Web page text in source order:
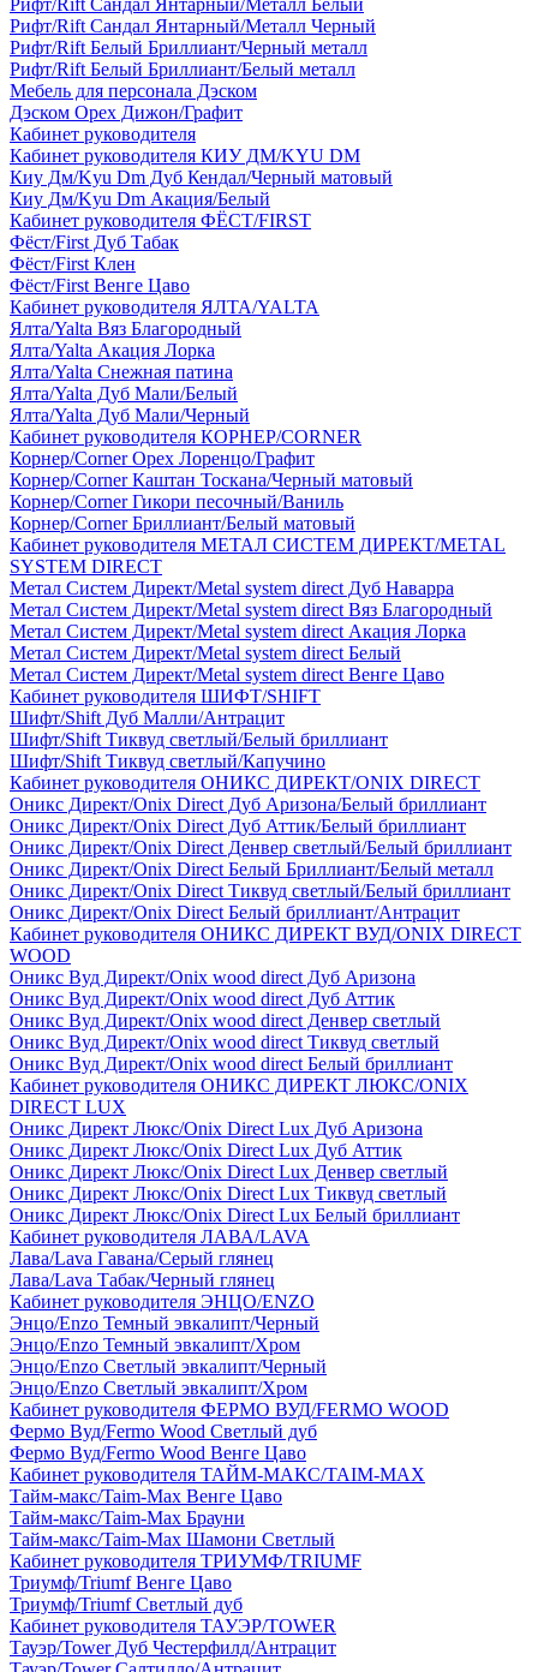
Рифт/Rift Сандал Янтарный/Металл Белый
Рифт/Rift Сандал Янтарный/Металл Черный
Рифт/Rift Белый Бриллиант/Черный металл
Рифт/Rift Белый Бриллиант/Белый металл
Мебель для персонала Дэском
Дэском Орех Дижон/Графит
Кабинет руководителя
Кабинет руководителя КИУ ДМ/KYU DM
Киу Дм/Kyu Dm Дуб Кендал/Черный матовый
Киу Дм/Kyu Dm Акация/Белый
Кабинет руководителя ФЁСТ/FIRST
Фёст/First Дуб Табак
Фёст/First Клен
Фёст/First Венге Цаво
Кабинет руководителя ЯЛТА/YALTA
Ялта/Yalta Вяз Благородный
Ялта/Yalta Акация Лорка
Ялта/Yalta Снежная патина
Ялта/Yalta Дуб Мали/Белый
Ялта/Yalta Дуб Мали/Черный
Кабинет руководителя КОРНЕР/CORNER
Корнер/Corner Орех Лоренцо/Графит
Корнер/Corner Каштан Тоскана/Черный матовый
Корнер/Corner Гикори песочный/Ваниль
Корнер/Corner Бриллиант/Белый матовый
Кабинет руководителя МЕТАЛ СИСТЕМ ДИРЕКТ/METAL
SYSTEM DIRECT
Метал Систем Директ/Metal system direct Дуб Наварра
Метал Систем Директ/Metal system direct Вяз Благородный
Метал Систем Директ/Metal system direct Акация Лорка
Метал Систем Директ/Metal system direct Белый
Метал Систем Директ/Metal system direct Венге Цаво
Кабинет руководителя ШИФТ/SHIFT
Шифт/Shift Дуб Малли/Антрацит
Шифт/Shift Тиквуд светлый/Белый бриллиант
Шифт/Shift Тиквуд светлый/Капучино
Кабинет руководителя ОНИКС ДИРЕКТ/ONIX DIRECT
Оникс Директ/Onix Direct Дуб Аризона/Белый бриллиант
Оникс Директ/Onix Direct Дуб Аттик/Белый бриллиант
Оникс Директ/Onix Direct Денвер светлый/Белый бриллиант
Оникс Директ/Onix Direct Белый Бриллиант/Белый металл
Оникс Директ/Onix Direct Тиквуд светлый/Белый бриллиант
Оникс Директ/Onix Direct Белый бриллиант/Антрацит
Кабинет руководителя ОНИКС ДИРЕКТ ВУД/ONIX DIRECT
WOOD
Оникс Вуд Директ/Onix wood direct Дуб Аризона
Оникс Вуд Директ/Onix wood direct Дуб Аттик
Оникс Вуд Директ/Onix wood direct Денвер светлый
Оникс Вуд Директ/Onix wood direct Тиквуд светлый
Оникс Вуд Директ/Onix wood direct Белый бриллиант
Кабинет руководителя ОНИКС ДИРЕКТ ЛЮКС/ONIX
DIRECT LUX
Оникс Директ Люкс/Onix Direct Lux Дуб Аризона
Оникс Директ Люкс/Onix Direct Lux Дуб Аттик
Оникс Директ Люкс/Onix Direct Lux Денвер светлый
Оникс Директ Люкс/Onix Direct Lux Тиквуд светлый
Оникс Директ Люкс/Onix Direct Lux Белый бриллиант
Кабинет руководителя ЛАВА/LAVA
Лава/Lava Гавана/Серый глянец
Лава/Lava Табак/Черный глянец
Кабинет руководителя ЭНЦО/ENZO
Энцо/Enzo Темный эвкалипт/Черный
Энцо/Enzo Темный эвкалипт/Хром
Энцо/Enzo Светлый эвкалипт/Черный
Энцо/Enzo Светлый эвкалипт/Хром
Кабинет руководителя ФЕРМО ВУД/FERMO WOOD
Фермо Вуд/Fermo Wood Светлый дуб
Фермо Вуд/Fermo Wood Венге Цаво
Кабинет руководителя ТАЙМ-МАКС/TAIM-MAX
Тайм-макс/Taim-Max Венге Цаво
Тайм-макс/Taim-Max Брауни
Тайм-макс/Taim-Max Шамони Светлый
Кабинет руководителя ТРИУМФ/TRIUMF
Триумф/Triumf Венге Цаво
Триумф/Triumf Светлый дуб
Кабинет руководителя ТАУЭР/TOWER
Тауэр/Tower Дуб Честерфилд/Антрацит